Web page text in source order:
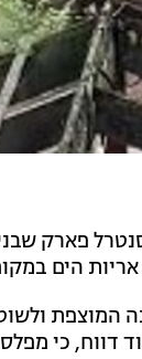
פארק
הים
המוצפת
דווח, כי